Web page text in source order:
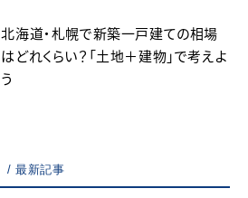
北海道・札幌で新築一戸建ての相場
はどれくらい？「土地＋建物」で考えよ
う
最新記事